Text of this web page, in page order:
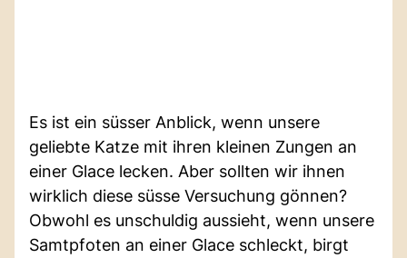
Es ist ein süsser Anblick, wenn unsere
geliebte Katze mit ihren kleinen Zungen an
einer Glace lecken. Aber sollten wir ihnen
wirklich diese süsse Versuchung gönnen?
Obwohl es unschuldig aussieht, wenn unsere
Samtpfoten an einer Glace schleckt, birgt